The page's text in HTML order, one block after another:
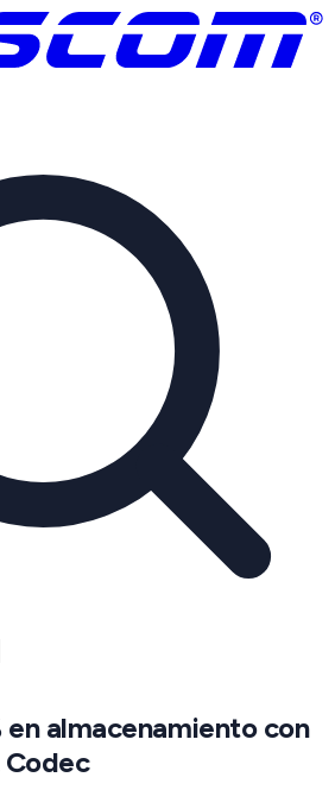
almacenamiento con